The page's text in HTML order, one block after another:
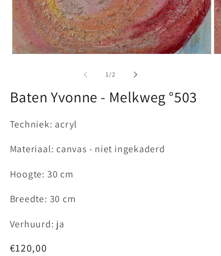
1/van
2
Baten Yvonne - Melkweg °503
Techniek: acryl
Materiaal: canvas - niet ingekaderd
Hoogte: 30 cm
Breedte: 30 cm
Verhuurd: ja
Normale
€120,00